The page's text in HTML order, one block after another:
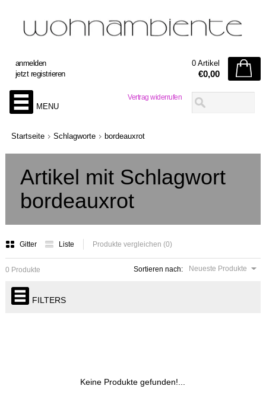
Vertrag widerrufen
anmelden
jetzt registrieren
0 Artikel
€0,00
MENU
Startseite Schlagworte bordeauxrot
Artikel mit Schlagwort
bordeauxrot
Gitter Liste Produkte vergleichen (0)
Sortieren nach: Neueste Produkte
0 Produkte
FILTERS
Keine Produkte gefunden!...